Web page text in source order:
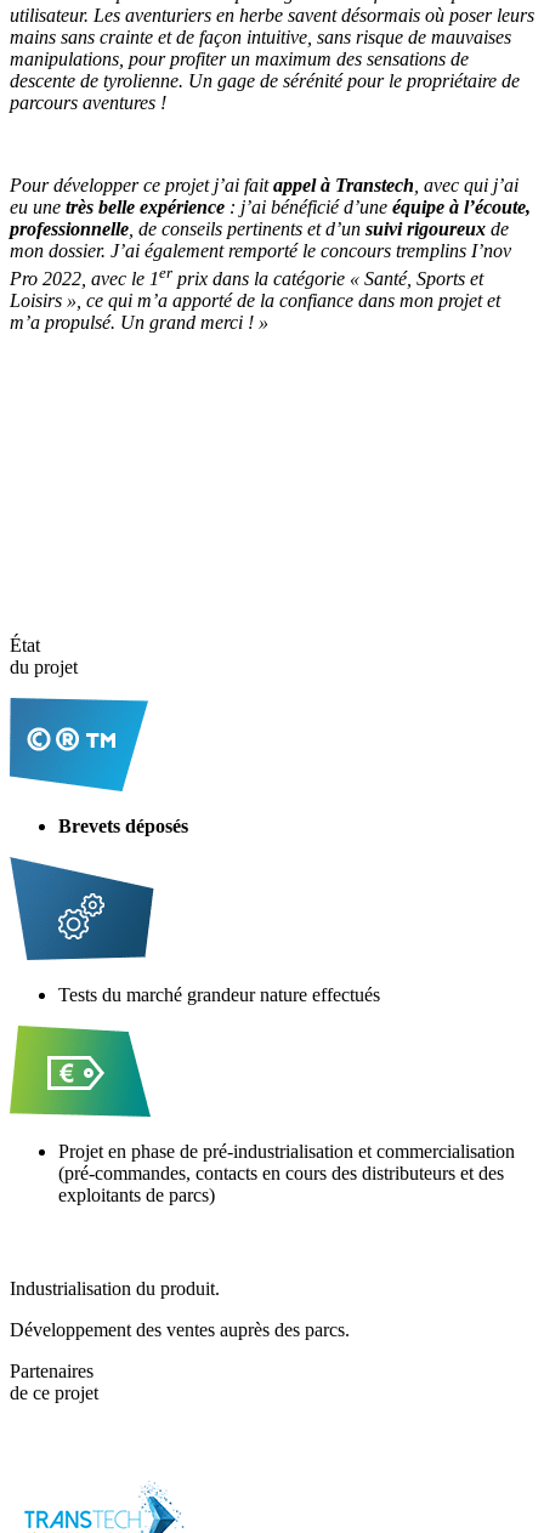
utilisateur. Les aventuriers en herbe savent désormais où poser leurs
mains sans crainte et de façon intuitive, sans risque de mauvaises
manipulations, pour profiter un maximum des sensations de
descente de tyrolienne. Un gage de sérénité pour le propriétaire de
parcours aventures !
Pour développer ce projet j’ai faitappel à Transtech, avec qui j’ai
eu une très belle expérience : j’ai bénéficié d’une équipe à l’écoute,
professionnelle, de conseils pertinents et d’un suivi rigoureux de
mon dossier. J’ai également remporté le concours tremplins I’nov
Pro 2022, avec le 1er prix dans la catégorie « Santé, Sports et
Loisirs », ce qui m’a apporté de la confiance dans mon projet et
m’a propulsé. Un grand merci ! »
État
du projet
Brevets déposés
Tests du marché grandeur nature effectués
Projet en phase de pré-industrialisation et commercialisation
(pré-commandes, contacts en cours des distributeurs et des
exploitants de parcs)
Industrialisation du produit.
Développement des ventes auprès des parcs.
Partenaires
de ce projet